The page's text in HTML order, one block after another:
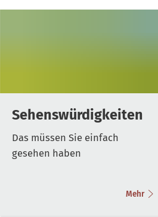
Sehenswürdigkeiten
Das müssen Sie einfach
gesehen haben
Mehr